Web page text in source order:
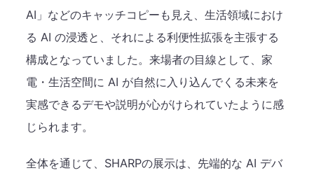
AI」などのキャッチコピーも見え、生活領域におけ
る AI の浸透と、それによる利便性拡張を主張する
構成となっていました。来場者の目線として、家
電・生活空間に AI が自然に入り込んでくる未来を
実感できるデモや説明が心がけられていたように感
じられます。
全体を通じて、SHARPの展示は、先端的な AI デバ